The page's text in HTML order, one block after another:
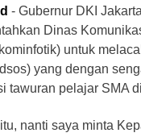
- Gubernur DKI
Dinas
untuk
yang dengan
tawuran pelajar SMA
nanti saya minta